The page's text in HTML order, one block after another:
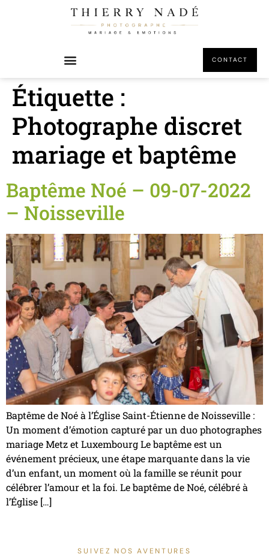
CONTACT
Étiquette :
Photographe discret
mariage et baptême
Baptême Noé – 09-07-2022
– Noisseville
Baptême de Noé à l’Église Saint-Étienne de Noisseville :
Un moment d’émotion capturé par un duo photographes
mariage Metz et Luxembourg Le baptême est un
événement précieux, une étape marquante dans la vie
d’un enfant, un moment où la famille se réunit pour
célébrer l’amour et la foi. Le baptême de Noé, célébré à
l’Église […]
SUIVEZ NOS AVENTURES